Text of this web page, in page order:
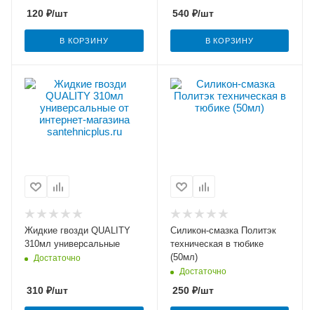
120 ₽/шт
В КОРЗИНУ
540₽/шт
В КОРЗИНУ
Жидкие гвозди QUALITY
310мл универсальные
Достаточно
310 ₽/шт
Силикон-смазка Политэк
техническая в тюбике
(50мл)
Достаточно
250₽/шт